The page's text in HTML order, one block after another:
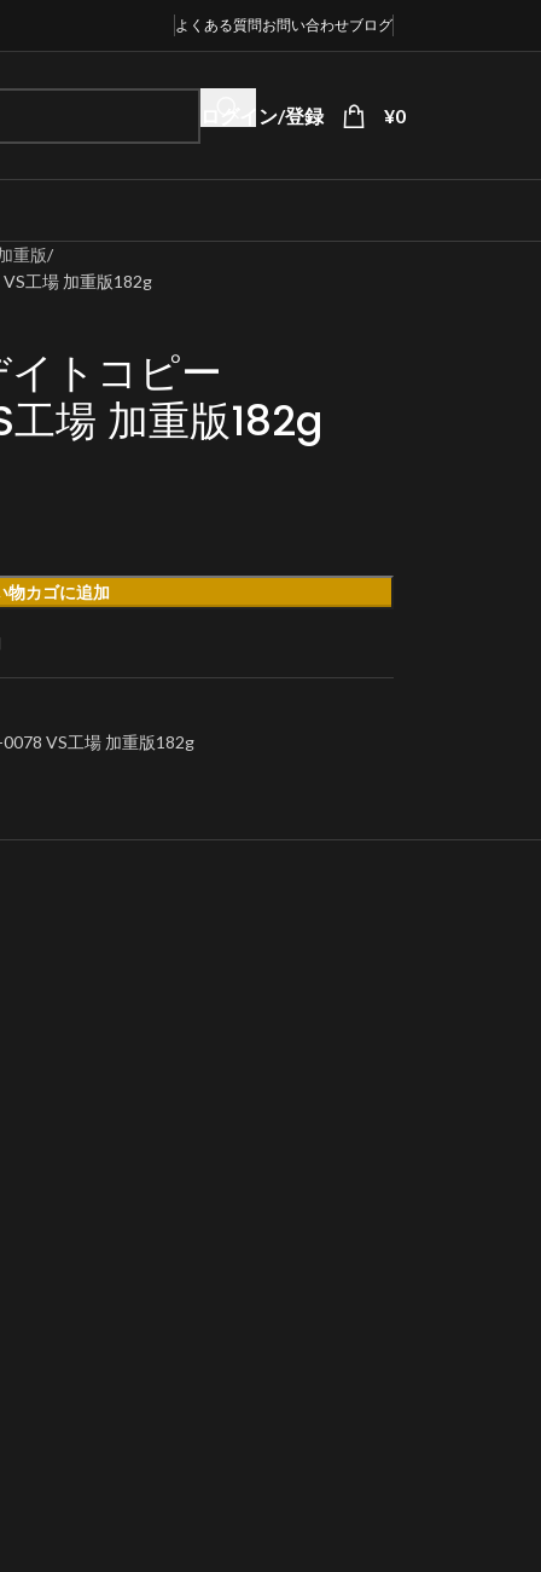
よくある質問お問い合わせブログ
ログイン/登録 ¥0
重版
工場 加重版182g
トコピー
場 加重版182g
物カゴに追加
VS工場 加重版182g